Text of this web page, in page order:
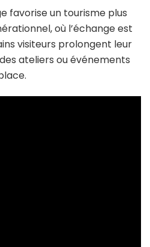
favorise un tourisme plus
où l’échange est
visiteurs prolongent leur
ateliers ou événements